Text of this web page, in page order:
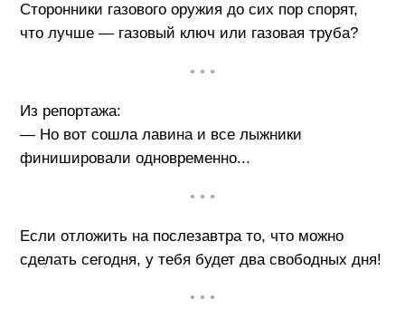
Сторонники газового оружия до сих пор спорят,
что лучше — газовый ключ или газовая труба?
• • •
Из репортажа:
— Но вот сошла лавина и все лыжники
финишировали одновременно...
• • •
Если отложить на послезавтра то, что можно
сделать сегодня, у тебя будет два свободных дня!
• • •